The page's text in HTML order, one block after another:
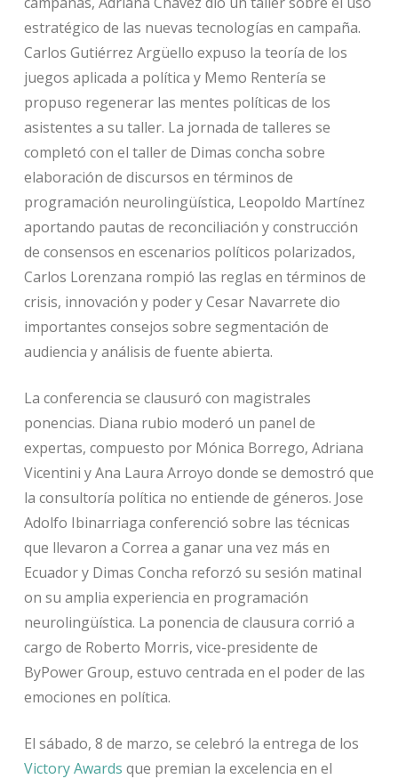
estratégico de las nuevas tecnologías en campaña.
Carlos Gutiérrez Argüello expuso la teoría de los
juegos aplicada a política y Memo Rentería se
propuso regenerar las mentes políticas de los
asistentes a su taller. La jornada de talleres se
completó con el taller de Dimas concha sobre
elaboración de discursos en términos de
programación neurolingüística, Leopoldo Martínez
aportando pautas de reconciliación y construcción
de consensos en escenarios políticos polarizados,
Carlos Lorenzana rompió las reglas en términos de
crisis, innovación y poder y Cesar Navarrete dio
importantes consejos sobre segmentación de
audiencia y análisis de fuente abierta.
La conferencia se clausuró con magistrales
ponencias. Diana rubio moderó un panel de
expertas, compuesto por Mónica Borrego, Adriana
Vicentini y Ana Laura Arroyo donde se demostró que
la consultoría política no entiende de géneros. Jose
Adolfo Ibinarriaga conferenció sobre las técnicas
que llevaron a Correa a ganar una vez más en
Ecuador y Dimas Concha reforzó su sesión matinal
on su amplia experiencia en programación
neurolingüística. La ponencia de clausura corrió a
cargo de Roberto Morris, vice-presidente de
ByPower Group, estuvo centrada en el poder de las
emociones en política.
El sábado, 8 de marzo, se celebró la entrega de los
Victory Awards que premian la excelencia en el